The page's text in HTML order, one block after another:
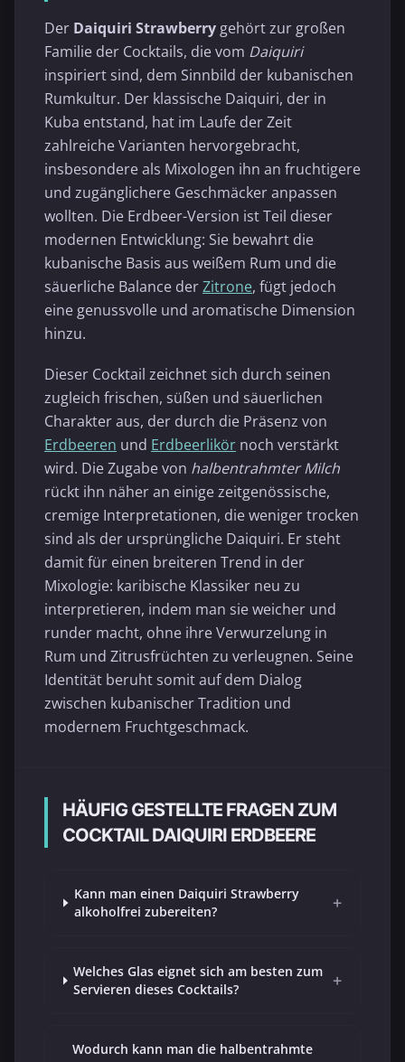
Der Daiquiri Strawberry gehört zur großen
Familie der Cocktails, die vom Daiquiri
inspiriert sind, dem Sinnbild der kubanischen
Rumkultur. Der klassische Daiquiri, der in
Kuba entstand, hat im Laufe der Zeit
zahlreiche Varianten hervorgebracht,
insbesondere als Mixologen ihn an fruchtigere
und zugänglichere Geschmäcker anpassen
wollten. Die Erdbeer-Version ist Teil dieser
modernen Entwicklung: Sie bewahrt die
kubanische Basis aus weißem Rum und die
säuerliche Balance derZitrone, fügt jedoch
eine genussvolle und aromatische Dimension
hinzu.
Dieser Cocktail zeichnet sich durch seinen
zugleich frischen, süßen und säuerlichen
Charakter aus, der durch die Präsenz von
Erdbeeren und Erdbeerlikör noch verstärkt
wird. Die Zugabe von halbentrahmter Milch
rückt ihn näher an einige zeitgenössische,
cremige Interpretationen, die weniger trocken
sind als der ursprüngliche Daiquiri. Er steht
damit für einen breiteren Trend in der
Mixologie: karibische Klassiker neu zu
interpretieren, indem man sie weicher und
runder macht, ohne ihre Verwurzelung in
Rum und Zitrusfrüchten zu verleugnen. Seine
Identität beruht somit auf dem Dialog
zwischen kubanischer Tradition und
modernem Fruchtgeschmack.
HÄUFIG GESTELLTE FRAGEN ZUM
COCKTAIL DAIQUIRI ERDBEERE
Kann man einen Daiquiri Strawberry
alkoholfrei zubereiten?
+
Welches Glas eignet sich am besten zum
Servieren dieses Cocktails?
+
Wodurch kann man die halbentrahmte